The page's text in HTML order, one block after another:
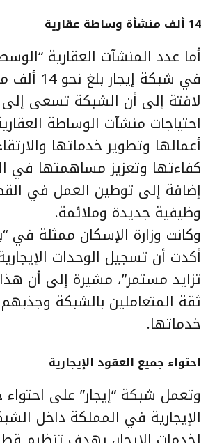
14 ألف منشأة وساطة عقارية
أما عدد المنشآت العقارية
في شبكة
لافتة إلى أن الشبكة تسعى
احتياجات منشآت الوساطة
أعمالها وتطوير خدماتها
كفاءتها وتعزيز مساهمتها في
إضافة إلى توطين العمل في
وظيفية جديدة وملائمة.
وكانت وزارة الإسكان ممثلة في
أكدت أن تسجيل الوحدات
تزايد مستمر”، مشيرة إلى أن
ثقة المتعاملين بالشبكة
خدماتها.
احتواء جميع العقود الإيجارية
وتعمل شبكة “إيجار” على
الإيجارية في المملكة داخل